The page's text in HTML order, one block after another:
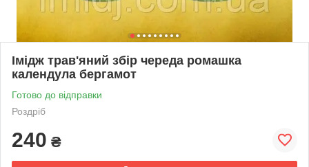
Імідж трав'яний збір череда ромашка
календула бергамот
Готово до відправки
Роздріб
240 ₴